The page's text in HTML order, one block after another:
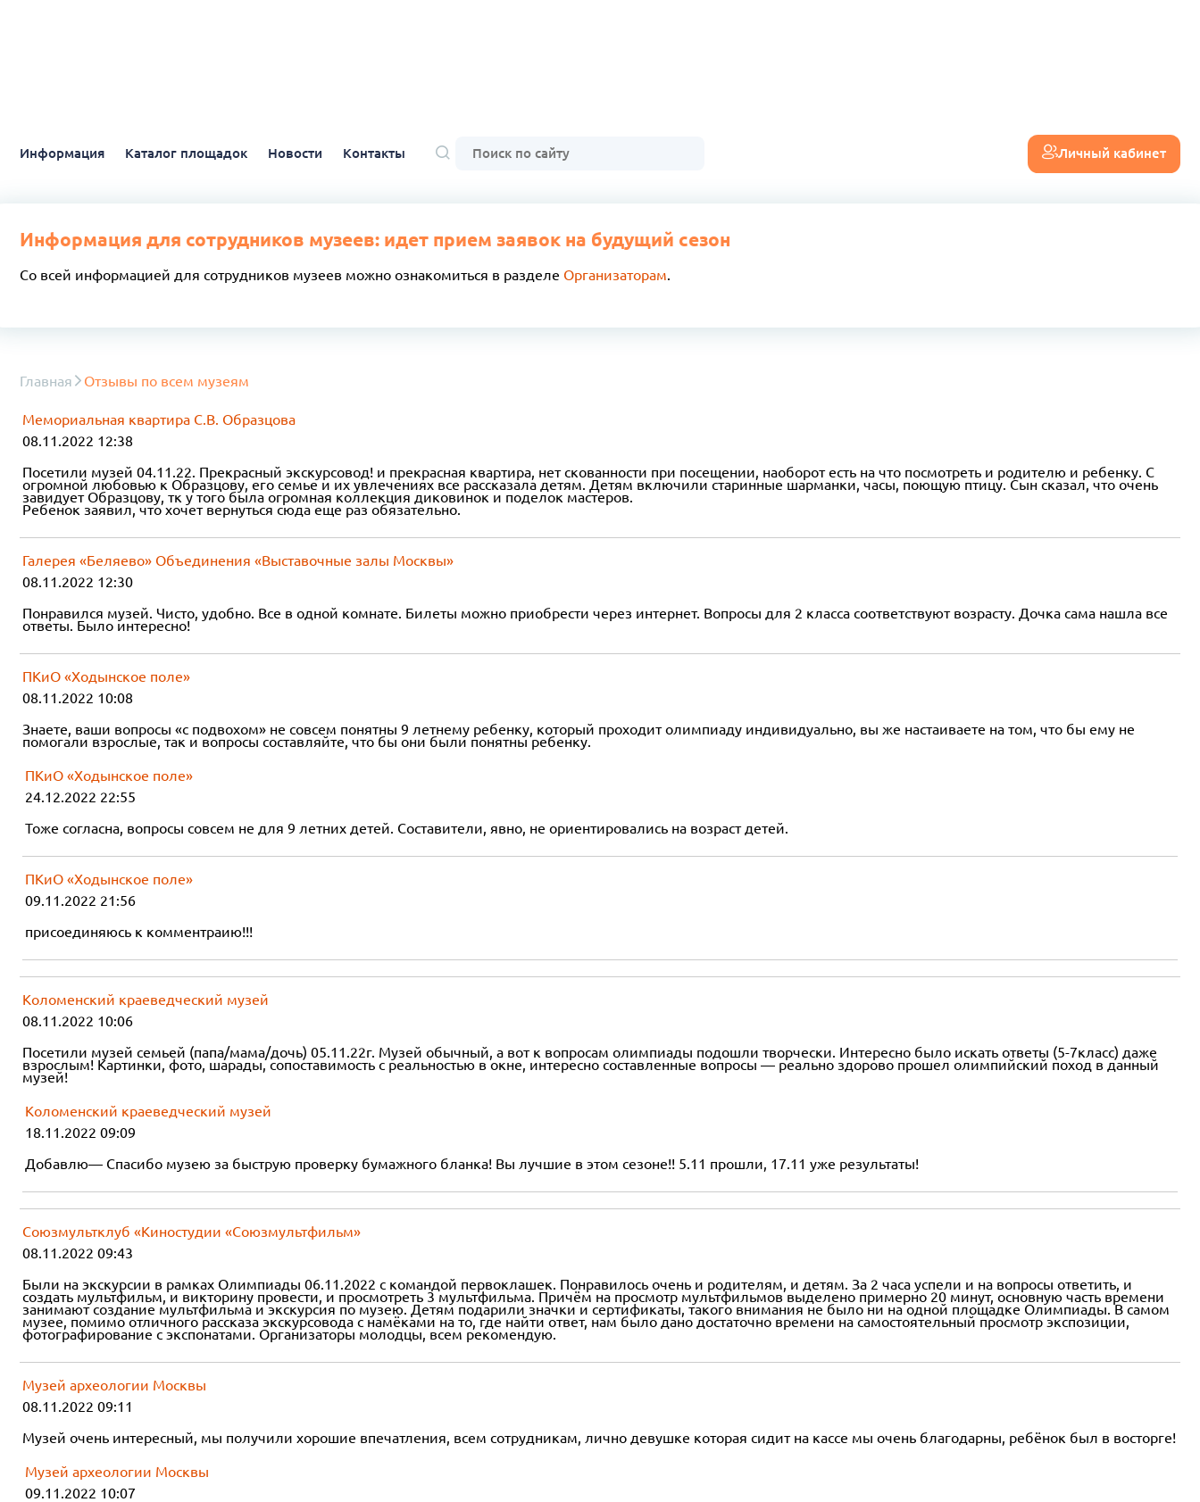
Информация Каталог площадок Новости Контакты Личный кабинет
Информация для сотрудников музеев: идет прием заявок на будущий сезон
Со всей информацией для сотрудников музеев можно ознакомиться в разделе Организаторам.
Главная Отзывы по всем музеям
Мемориальная квартира С.В. Образцова
08.11.2022 12:38
Посетили музей 04.11.22. Прекрасный экскурсовод! и прекрасная квартира, нет скованности при посещении, наоборот есть на что посмотреть и родителю и ребенку. С
огромной любовью к Образцову, его семье и их увлечениях все рассказала детям. Детям включили старинные шарманки, часы, поющую птицу. Сын сказал, что очень
завидует Образцову, тк у того была огромная коллекция диковинок и поделок мастеров.
Ребенок заявил, что хочет вернуться сюда еще раз обязательно.
Галерея «Беляево» Объединения «Выставочные залы Москвы»
08.11.2022 12:30
Понравился музей. Чисто, удобно. Все в одной комнате. Билеты можно приобрести через интернет. Вопросы для 2 класса соответствуют возрасту. Дочка сама нашла все
ответы. Было интересно!
ПКиО «Ходынское поле»
08.11.2022 10:08
Знаете, ваши вопросы «с подвохом» не совсем понятны 9 летнему ребенку, который проходит олимпиаду индивидуально, вы же настаиваете на том, что бы ему не
помогали взрослые, так и вопросы составляйте, что бы они были понятны ребенку.
ПКиО «Ходынское поле»
24.12.2022 22:55
Тоже согласна, вопросы совсем не для 9 летних детей. Составители, явно, не ориентировались на возраст детей.
ПКиО «Ходынское поле»
09.11.2022 21:56
присоединяюсь к комментраию!!!
Коломенский краеведческий музей
08.11.2022 10:06
Посетили музей семьей (папа/мама/дочь) 05.11.22г. Музей обычный, а вот к вопросам олимпиады подошли творчески. Интересно было искать ответы (5-7класс) даже
взрослым! Картинки, фото, шарады, сопоставимость с реальностью в окне, интересно составленные вопросы — реально здорово прошел олимпийский поход в данный
музей!
Коломенский краеведческий музей
18.11.2022 09:09
Добавлю— Спасибо музею за быструю проверку бумажного бланка! Вы лучшие в этом сезоне!! 5.11 прошли, 17.11 уже результаты!
Союзмультклуб «Киностудии «Союзмультфильм»
08.11.2022 09:43
Были на экскурсии в рамках Олимпиады 06.11.2022 с командой первоклашек. Понравилось очень и родителям, и детям. За 2 часа успели и на вопросы ответить, и
создать мультфильм, и викторину провести, и просмотреть 3 мультфильма. Причём на просмотр мультфильмов выделено примерно 20 минут, основную часть времени
занимают создание мультфильма и экскурсия по музею. Детям подарили значки и сертификаты, такого внимания не было ни на одной площадке Олимпиады. В самом
музее, помимо отличного рассказа экскурсовода с намёками на то, где найти ответ, нам было дано достаточно времени на самостоятельный просмотр экспозиции,
фотографирование с экспонатами. Организаторы молодцы, всем рекомендую.
Музей археологии Москвы
08.11.2022 09:11
Музей очень интересный, мы получили хорошие впечатления, всем сотрудникам, лично девушке которая сидит на кассе мы очень благодарны, ребёнок был в восторге!
Музей археологии Москвы
09.11.2022 10:07